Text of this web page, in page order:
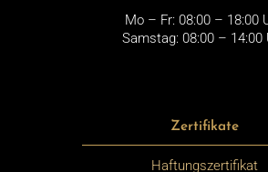
Mo – Fr: 08:00 – 18:00
Samstag: 08:00 – 14:00
Zertifikate
Haftungszertifikat